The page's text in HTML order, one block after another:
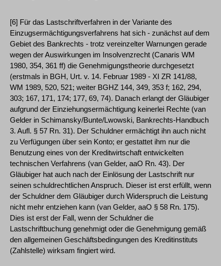
[6] Für das Lastschriftverfahren in der Variante des
Einzugsermächtigungsverfahrens hat sich - zunächst auf dem
Gebiet des Bankrechts - trotz vereinzelter Warnungen gerade
wegen der Auswirkungen im Insolvenzrecht (Canaris WM
1980, 354, 361 ff) die Genehmigungstheorie durchgesetzt
(erstmals in BGH, Urt. v. 14. Februar 1989 - XI ZR 141/88,
WM 1989, 520, 521; weiter BGHZ 144, 349, 353 f; 162, 294,
303; 167, 171, 174; 177, 69, 74). Danach erlangt der Gläubiger
aufgrund der Einziehungsermächtigung keinerlei Rechte (van
Gelder in Schimansky/Bunte/Lwowski, Bankrechts-Handbuch
3. Aufl. § 57 Rn. 31). Der Schuldner ermächtigt ihn auch nicht
zu Verfügungen über sein Konto; er gestattet ihm nur die
Benutzung eines von der Kreditwirtschaft entwickelten
technischen Verfahrens (van Gelder, aaO Rn. 43). Der
Gläubiger hat auch nach der Einlösung der Lastschrift nur
seinen schuldrechtlichen Anspruch. Dieser ist erst erfüllt, wenn
der Schuldner dem Gläubiger durch Widerspruch die Leistung
nicht mehr entziehen kann (van Gelder, aaO § 58 Rn. 175).
Dies ist erst der Fall, wenn der Schuldner die
Lastschriftbuchung genehmigt oder die Genehmigung gemäß
den allgemeinen Geschäftsbedingungen des Kreditinstituts
(Zahlstelle) wirksam fingiert wird.